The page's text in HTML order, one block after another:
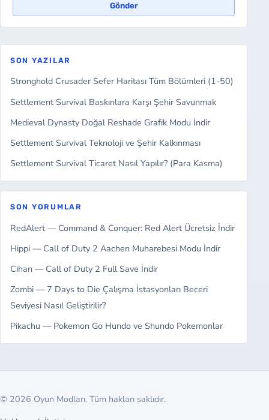
SON YAZILAR
Stronghold Crusader Sefer Haritası Tüm Bölümleri (1-50)
Settlement Survival Baskınlara Karşı Şehir Savunmak
Medieval Dynasty Doğal Reshade Grafik Modu İndir
Settlement Survival Teknoloji ve Şehir Kalkınması
Settlement Survival Ticaret Nasıl Yapılır? (Para Kasma)
SON YORUMLAR
RedAlert — Command & Conquer: Red Alert Ücretsiz İndir
Hippi — Call of Duty 2 Aachen Muharebesi Modu İndir
Cihan — Call of Duty 2 Full Save İndir
Zombi — 7 Days to Die Çalışma İstasyonları Beceri
Seviyesi Nasıl Geliştirilir?
Pikachu — Pokemon Go Hundo ve Shundo Pokemonlar
Gönder
© 2026 Oyun Modları. Tüm hakları saklıdır.